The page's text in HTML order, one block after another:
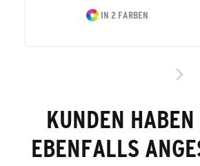
IN 2 FARBEN
KUNDEN HABEN
EBENFALLS